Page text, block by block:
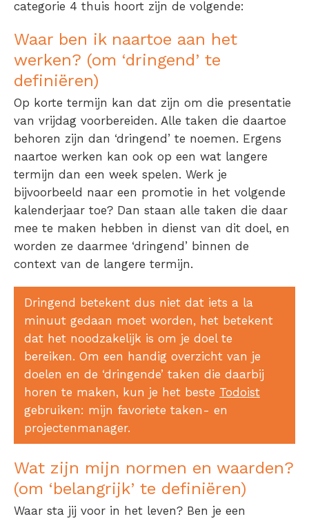
categorie 4 thuis hoort zijn de volgende:
Waar ben ik naartoe aan het
werken? (om ‘dringend’ te
definiëren)
Op korte termijn kan dat zijn om die presentatie
van vrijdag voorbereiden. Alle taken die daartoe
behoren zijn dan ‘dringend’ te noemen. Ergens
naartoe werken kan ook op een wat langere
termijn dan een week spelen. Werk je
bijvoorbeeld naar een promotie in het volgende
kalenderjaar toe? Dan staan alle taken die daar
mee te maken hebben in dienst van dit doel, en
worden ze daarmee ‘dringend’ binnen de
context van de langere termijn.
Dringend betekent dus niet dat iets a la
minuut gedaan moet worden, het betekent
dat het noodzakelijk is om je doel te
bereiken. Om een handig overzicht van je
doelen en de ‘dringende’ taken die daarbij
horen te maken, kun je het beste Todoist
gebruiken: mijn favoriete taken- en
projectenmanager.
Wat zijn mijn normen en waarden?
(om ‘belangrijk’ te definiëren)
Waar sta jij voor in het leven? Ben je een